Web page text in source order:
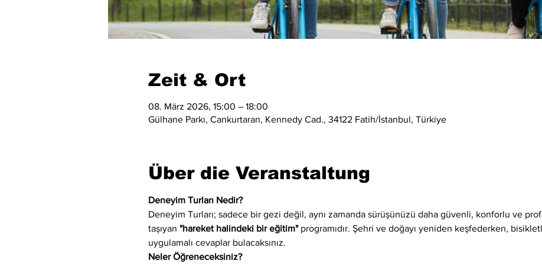
Zeit & Ort
08. März 2026, 15:00 – 18:00
Gülhane Parkı, Cankurtaran, Kennedy Cad., 34122 Fatih/İstanbul, Türkiye
Über die Veranstaltung
Deneyim Turları Nedir?
Deneyim Turları; sadece bir gezi değil, aynı zamanda sürüşünüzü daha güvenli, konforlu ve
taşıyan "hareket halindeki bir eğitim" programıdır. Şehri ve doğayı yeniden keşfederken,
uygulamalı cevaplar bulacaksınız.
Neler Öğreneceksiniz?